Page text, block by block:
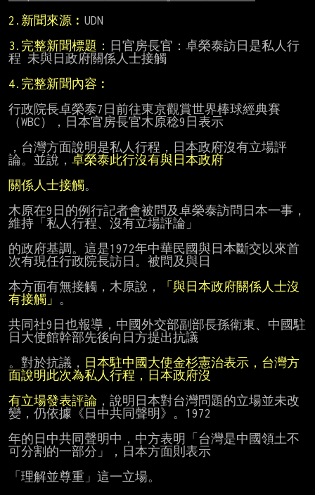
2.新聞來源︰ UDN
3.完整新聞標題：
日官房長官：卓榮泰訪日是私人行
程 未與日政府關係人士接觸
4.完整新聞內容︰
行政院長卓榮泰7日前往東京觀賞世界棒球經典賽
（WBC），日本官房長官木原稔9日表示
，台灣方面說明是私人行程，日本政府沒有立場評
論。並說， 卓榮泰此行沒有與日本政府
關係人士接觸。
木原在9日的例行記者會被問及卓榮泰訪問日本一事，
維持「私人行程、沒有立場評論」
的政府基調。這是1972年中華民國與日本斷交以來首
次有現任行政院長訪日。被問及與日
本方面有無接觸，木原說，
「與日本政府關係人士沒
有接觸」
。
共同社9日也報導，中國外交部副部長孫衛東、中國駐
日大使館幹部先後向日方提出抗議
。對於抗議，
日本駐中國大使金杉憲治表示，台灣方
面說明此次為私人行程，日本政府沒
有立場發表評論 ，說明日本對台灣問題的立場並未改
變，仍依據《日中共同聲明》。1972
年的日中共同聲明中，中方表明「台灣是中國領土不
可分割的一部分」，日本方面則表示
「理解並尊重」這一立場。